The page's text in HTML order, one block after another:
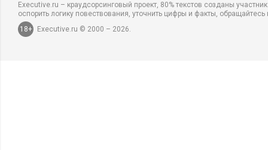
Executive.ru – краудсорсинговый проект, 80% текстов созданы
оспорить логику повествования, уточнить цифры и факты,
18+
Executive.ru © 2000 – 2026.